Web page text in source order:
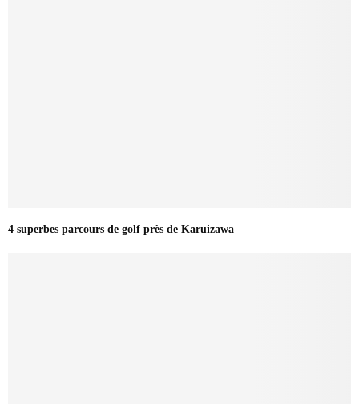
4 superbes parcours de golf près de Karuizawa